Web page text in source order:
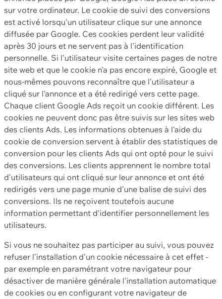
sur votre ordinateur. Le cookie de suivi des conversions
est activé lorsqu'un utilisateur clique sur une annonce
diffusée par Google. Ces cookies perdent leur validité
après 30 jours et ne servent pas à l'identification
personnelle. Si l'utilisateur visite certaines pages de notre
site web et que le cookie n'a pas encore expiré, Google et
nous-mêmes pouvons reconnaître que l'utilisateur a
cliqué sur l'annonce et a été redirigé vers cette page.
Chaque client Google Ads reçoit un cookie différent. Les
cookies ne peuvent donc pas être suivis sur les sites web
des clients Ads. Les informations obtenues à l'aide du
cookie de conversion servent à établir des statistiques de
conversion pour les clients Ads qui ont opté pour le suivi
des conversions. Les clients apprennent le nombre total
d'utilisateurs qui ont cliqué sur leur annonce et ont été
redirigés vers une page munie d'une balise de suivi des
conversions. Ils ne reçoivent toutefois aucune
information permettant d'identifier personnellement les
utilisateurs.
Si vous ne souhaitez pas participer au suivi, vous pouvez
refuser l'installation d'un cookie nécessaire à cet effet -
par exemple en paramétrant votre navigateur pour
désactiver de manière générale l'installation automatique
de cookies ou en configurant votre navigateur de